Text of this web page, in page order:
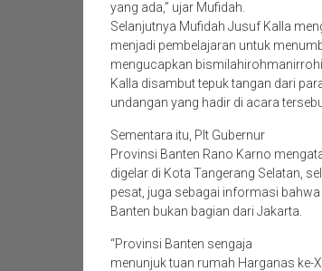
yang ada,” ujar Mufidah.
Selanjutnya Mufidah Jusuf Kalla
menjadi pembelajaran untuk
mengucapkan
Kalla disambut tepuk tangan dari
undangan yang hadir di acara
Sementara itu, Plt Gubernur
Provinsi Banten Rano Karno
digelar di Kota Tangerang Selatan,
pesat, juga sebagai informasi
Banten bukan bagian dari Jakarta.
“Provinsi Banten sengaja
menunjuk tuan rumah Harganas ke-